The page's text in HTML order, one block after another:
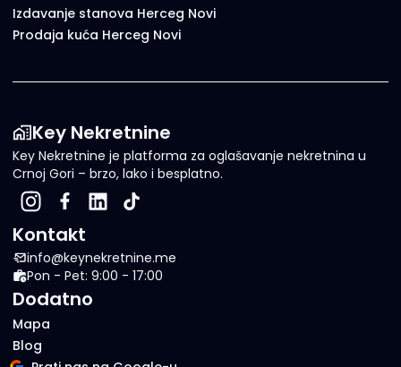
Izdavanje stanova Herceg Novi
Prodaja kuća Herceg Novi
Key Nekretnine
Key Nekretnine je platforma za oglašavanje nekretnina u
Crnoj Gori – brzo, lako i besplatno.
Kontakt
info@keynekretnine.me
Pon - Pet: 9:00 - 17:00
Dodatno
Mapa
Blog